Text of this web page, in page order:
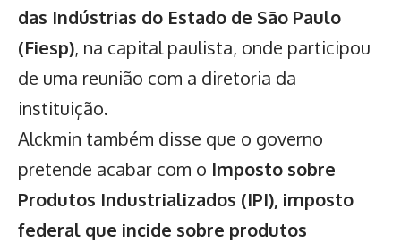
das Indústrias do Estado de São Paulo
(Fiesp), na capital paulista, onde participou
de uma reunião com a diretoria da
instituição.
Alckmin também disse que o governo
pretende acabar com o Imposto sobre
Produtos Industrializados (IPI), imposto
federal que incide sobre produtos